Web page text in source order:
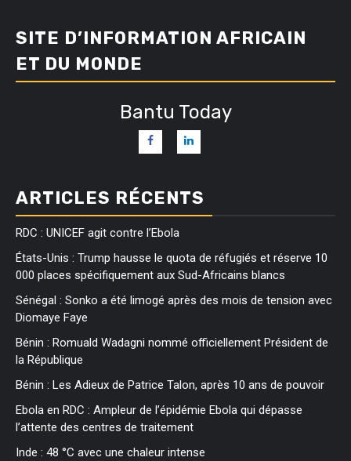
SITE D’INFORMATION AFRICAIN
ET DU MONDE
Bantu Today
ARTICLES RÉCENTS
RDC : UNICEF agit contre l’Ebola
États-Unis : Trump hausse le quota de réfugiés et réserve 10
000 places spécifiquement aux Sud-Africains blancs
Sénégal : Sonko a été limogé après des mois de tension avec
Diomaye Faye
Bénin : Romuald Wadagni nommé officiellement Président de
la République
Bénin : Les Adieux de Patrice Talon, après 10 ans de pouvoir
Ebola en RDC : Ampleur de l’épidémie Ebola qui dépasse
l’attente des centres de traitement
Inde : 48 °C avec une chaleur intense